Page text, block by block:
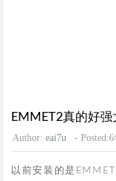
EMMET2真的好
Author: eai7u -
以前安装的是